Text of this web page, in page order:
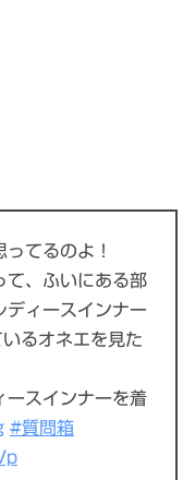
てるのよ！
て、ふいにある部
ディースインナー
るオネエを見た
ースインナーを着
#質問箱